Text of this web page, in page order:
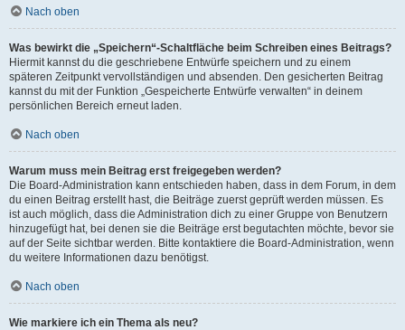
Nach oben
Was bewirkt die „Speichern“-Schaltfläche beim Schreiben eines Beitrags?
Hiermit kannst du die geschriebene Entwürfe speichern und zu einem
späteren Zeitpunkt vervollständigen und absenden. Den gesicherten Beitrag
kannst du mit der Funktion „Gespeicherte Entwürfe verwalten“ in deinem
persönlichen Bereich erneut laden.
Nach oben
Warum muss mein Beitrag erst freigegeben werden?
Die Board-Administration kann entschieden haben, dass in dem Forum, in dem
du einen Beitrag erstellt hast, die Beiträge zuerst geprüft werden müssen. Es
ist auch möglich, dass die Administration dich zu einer Gruppe von Benutzern
hinzugefügt hat, bei denen sie die Beiträge erst begutachten möchte, bevor sie
auf der Seite sichtbar werden. Bitte kontaktiere die Board-Administration, wenn
du weitere Informationen dazu benötigst.
Nach oben
Wie markiere ich ein Thema als neu?